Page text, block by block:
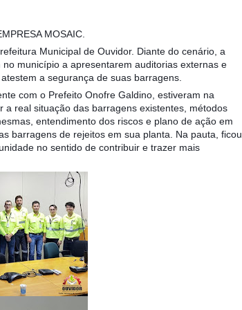
MOSAIC.
Municipal de Ouvidor. Diante do cenário, a
município a apresentarem auditorias externas e
a segurança de suas barragens.
com o Prefeito Onofre Galdino, estiveram na
real situação das barragens existentes, métodos
entendimento dos riscos e plano de ação em
barragens de rejeitos em sua planta. Na pauta, ficou
no sentido de contribuir e trazer mais